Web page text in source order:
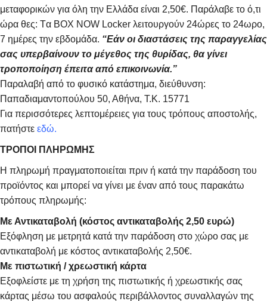
μεταφορικών για όλη την Ελλάδα είναι 2,50€. Παράλαβε το ό,τι
ώρα θες: Tα ΒΟΧ ΝΟW Locker λειτουργούν 24ώρες το 24ωρο,
7 ημέρες την εβδομάδα. “Εάν οι διαστάσεις της παραγγελίας
σας υπερβαίνουν το μέγεθος της θυρίδας, θα γίνει
τροποποίηση έπειτα από επικοινωνία.”
Παραλαβή από το φυσικό κατάστημα, διεύθυνση:
Παπαδιαμαντοπούλου 50, Αθήνα, Τ.Κ. 15771
Για περισσότερες λεπτομέρειες για τους τρόπους αποστολής,
πατήστε εδώ.
ΤΡΟΠΟΙ ΠΛΗΡΩΜΗΣ
Η πληρωμή πραγματοποιείται πριν ή κατά την παράδοση του
προϊόντος και μπορεί να γίνει με έναν από τους παρακάτω
τρόπους πληρωμής:
Με Αντικαταβολή (κόστος αντικαταβολής 2,50 ευρώ)
Εξόφληση με μετρητά κατά την παράδοση στο χώρο σας με
αντικαταβολή με κόστος αντικαταβολής 2,50€.
Με πιστωτική / χρεωστική κάρτα
Εξοφλείστε με τη χρήση της πιστωτικής ή χρεωστικής σας
κάρτας μέσω του ασφαλούς περιβάλλοντος συναλλαγών της